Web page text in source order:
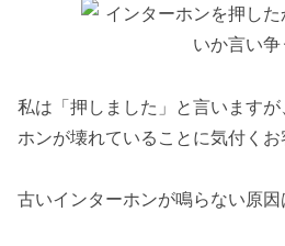
私は「押しました」と言います
ホンが壊れていることに気付くお
古いインターホンが鳴らない原因